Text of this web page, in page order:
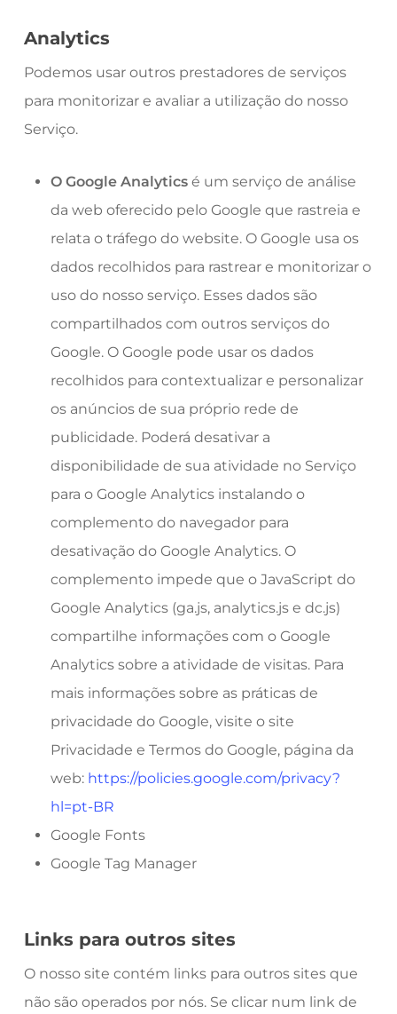
Analytics
Podemos usar outros prestadores de serviços
para monitorizar e avaliar a utilização do nosso
Serviço.
O Google Analytics é um serviço de análise
da web oferecido pelo Google que rastreia e
relata o tráfego do website. O Google usa os
dados recolhidos para rastrear e monitorizar o
uso do nosso serviço. Esses dados são
compartilhados com outros serviços do
Google. O Google pode usar os dados
recolhidos para contextualizar e personalizar
os anúncios de sua próprio rede de
publicidade. Poderá desativar a
disponibilidade de sua atividade no Serviço
para o Google Analytics instalando o
complemento do navegador para
desativação do Google Analytics. O
complemento impede que o JavaScript do
Google Analytics (ga.js, analytics.js e dc.js)
compartilhe informações com o Google
Analytics sobre a atividade de visitas. Para
mais informações sobre as práticas de
privacidade do Google, visite o site
Privacidade e Termos do Google, página da
web: https://policies.google.com/privacy?
hl=pt-BR
Google Fonts
Google Tag Manager
Links para outros sites
O nosso site contém links para outros sites que
não são operados por nós. Se clicar num link de